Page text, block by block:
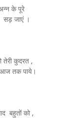
के पूरे
सड़ जाएं ।
तेरी कुदरत ,
तक पाये।
बहुतों को ,